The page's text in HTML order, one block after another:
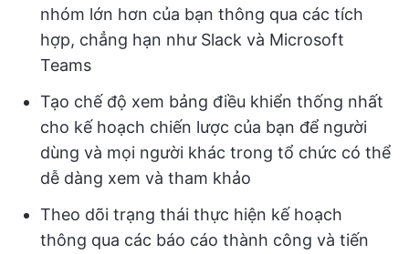
nhóm lớn hơn của bạn thông qua các tích
hợp, chẳng hạn như Slack và Microsoft
Teams
Tạo chế độ xem bảng điều khiển thống nhất
cho kế hoạch chiến lược của bạn để người
dùng và mọi người khác trong tổ chức có thể
dễ dàng xem và tham khảo
Theo dõi trạng thái thực hiện kế hoạch
thông qua các báo cáo thành công và tiến